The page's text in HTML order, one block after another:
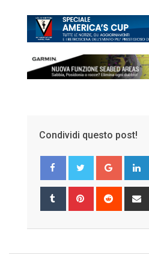
Condividi questo post!
Google+
Tumblr Pinterest Reddit